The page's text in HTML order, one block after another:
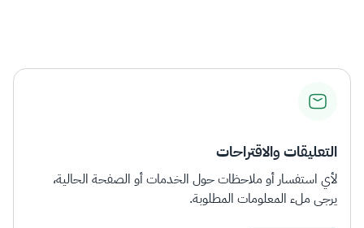
التعليقات والاقتراحات
لأي استفسار أو ملاحظات حول الخدمات أو الصفحة الحالية،
يرجى ملء المعلومات المطلوبة.